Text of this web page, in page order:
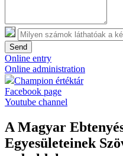
Send
Online entry
Online administration
Champion értéktár
Facebook page
Youtube channel
A Magyar
Egyesületeinek